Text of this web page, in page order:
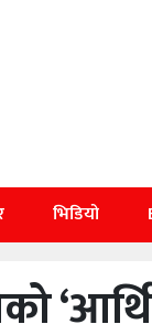
भिडियो